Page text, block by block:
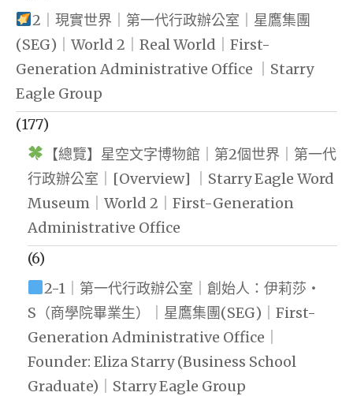
2｜現實世界｜第一代行政辦公室｜星鷹集團
(SEG)｜World 2｜Real World｜First-
Generation Administrative Office ｜Starry
Eagle Group
(177)
【總覽】星空文字博物館｜第2個世界｜第一代
行政辦公室｜[Overview] ｜Starry Eagle Word
Museum｜World 2｜First-Generation
Administrative Office
(6)
2-1｜第一代行政辦公室｜創始人：伊莉莎・
S（商學院畢業生）｜星鷹集團(SEG)｜First-
Generation Administrative Office｜
Founder: Eliza Starry (Business School
Graduate)｜Starry Eagle Group